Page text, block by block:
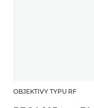
OBJEKTIVY TYPU RF